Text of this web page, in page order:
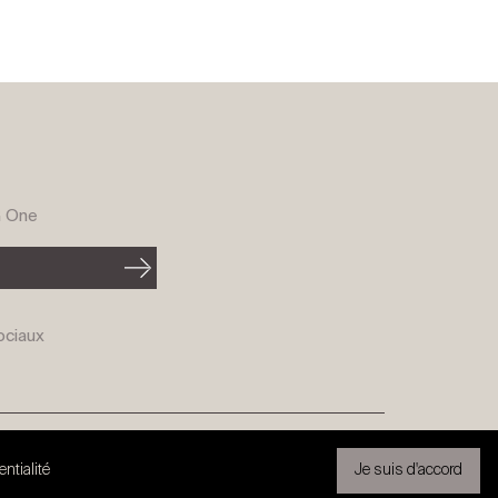
Je suis d'accord
Partenariat exclusif
One